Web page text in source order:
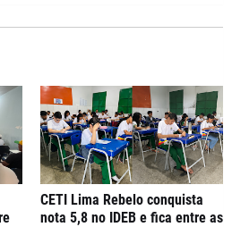
CETI Lima Rebelo conquista
nota 5,8 no IDEB e fica entre as